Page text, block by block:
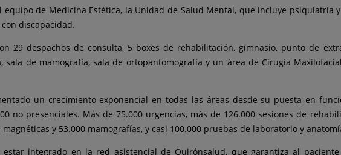
de Medicina Estética, la Unidad de Salud Mental, que incluye psiquiatría
discapacidad.
29 despachos de consulta, 5 boxes de rehabilitación, gimnasio, punto de
sala de mamografía, sala de ortopantomografía y un área de Cirugía
un crecimiento exponencial en todas las áreas desde su puesta en
no presenciales. Más de 75.000 urgencias, más de 126.000 sesiones de
y 53.000 mamografías, y casi 100.000 pruebas de laboratorio y
integrado en la red asistencial de Quirónsalud, que garantiza al